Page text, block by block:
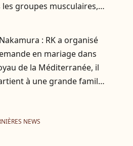
groupes musculaires,
au buste."
: RK a organisé
en mariage dans
de la Méditerranée, il
à une grande famille
NEWS